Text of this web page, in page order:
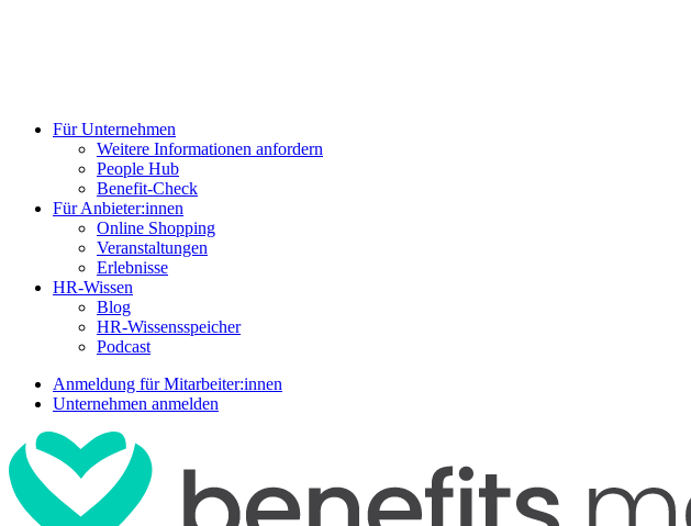
Für Unternehmen
Weitere Informationen anfordern
People Hub
Benefit-Check
Für Anbieter:innen
Online Shopping
Veranstaltungen
Erlebnisse
HR-Wissen
Blog
HR-Wissensspeicher
Podcast
Anmeldung für Mitarbeiter:innen
Unternehmen anmelden